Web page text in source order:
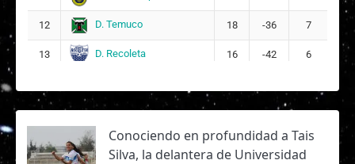
12 D. Temuco 18 -36 7
13 D. Recoleta 16 -42 6
Conociendo en profundidad a Tais
Silva, la delantera de Universidad